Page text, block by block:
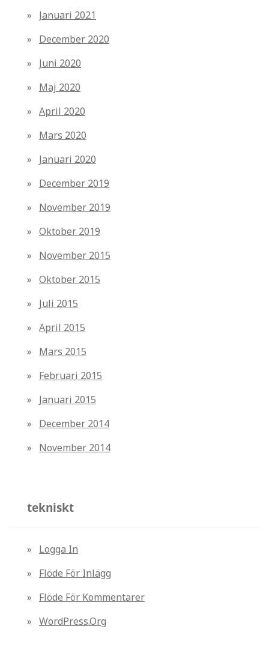
Januari 2021
December 2020
Juni 2020
Maj 2020
April 2020
Mars 2020
Januari 2020
December 2019
November 2019
Oktober 2019
November 2015
Oktober 2015
Juli 2015
April 2015
Mars 2015
Februari 2015
Januari 2015
December 2014
November 2014
tekniskt
Logga In
Flöde För Inlägg
Flöde För Kommentarer
WordPress.org